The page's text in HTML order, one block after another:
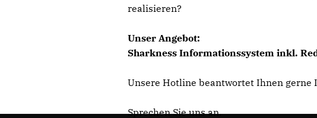
realisieren?
Unser Angebot:
Sharkness Informationssystem inkl.
Unsere Hotline beantwortet Ihnen gerne
Sprechen Sie uns an.